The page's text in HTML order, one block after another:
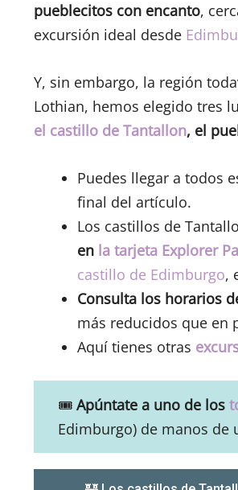
pueblecitos con encanto,
excursión ideal desde
Y, sin embargo, la región
Lothian, hemos elegido tres
el castillo de Tantallon, el
Puedes llegar a todos
final del artículo.
Los castillos de
en la tarjeta Explorer
castillo de Edimburgo,
Consulta los horarios
más reducidos que en
Aquí tienes otras
🎟 Apúntate a uno de los
Edimburgo) de manos de